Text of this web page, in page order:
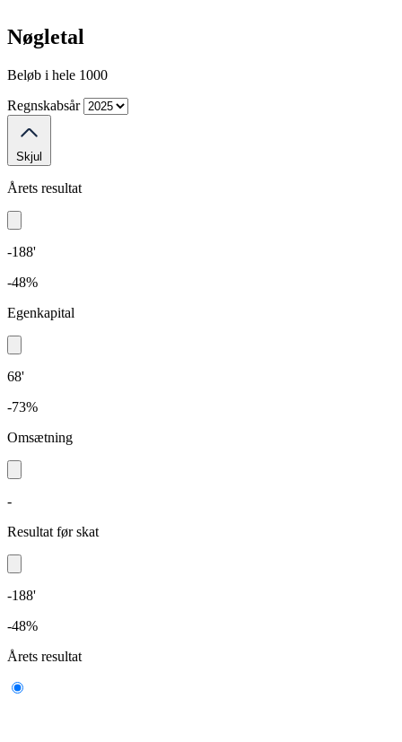
Nøgletal
Beløb i hele 1000
Regnskabsår
Skjul
Årets resultat
-188'
-48%
Egenkapital
68'
-73%
Omsætning
-
Resultat før skat
-188'
-48%
Årets resultat